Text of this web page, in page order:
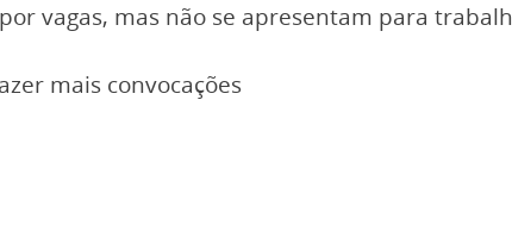
vagas, mas não se apresentam para
mais convocações